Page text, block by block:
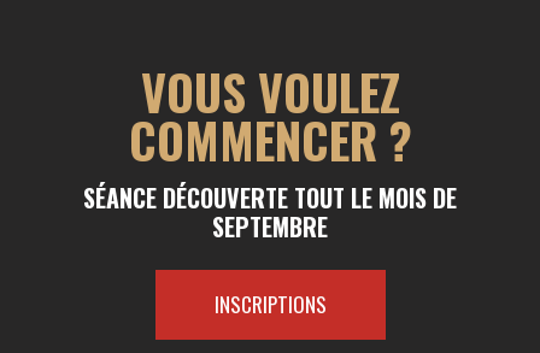
VOUS VOULEZ
COMMENCER ?
SÉANCE DÉCOUVERTE TOUT LE MOIS DE
SEPTEMBRE
INSCRIPTIONS